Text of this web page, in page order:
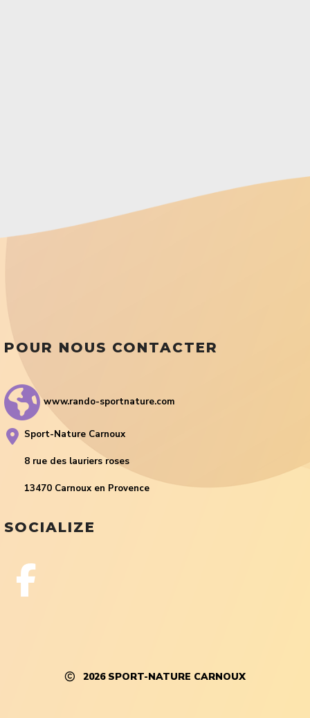
POUR NOUS CONTACTER
www.rando-sportnature.com
Sport-Nature Carnoux
8 rue des lauriers roses
13470 Carnoux en Provence
SOCIALIZE
2026 SPORT-NATURE CARNOUX